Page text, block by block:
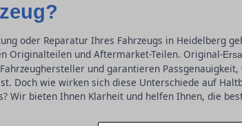
oder Reparatur Ihres Fahrzeugs in Heidelberg
Originalteilen und Aftermarket-Teilen. Original-
und garantieren
Doch wie wirken sich diese Unterschiede auf
Wir bieten Ihnen Klarheit und helfen Ihnen, die